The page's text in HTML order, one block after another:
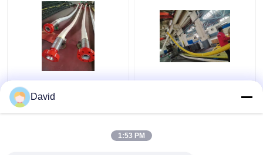
89m m Bop las
mangueras del control
Línea de evacuación de
David
1:53 PM